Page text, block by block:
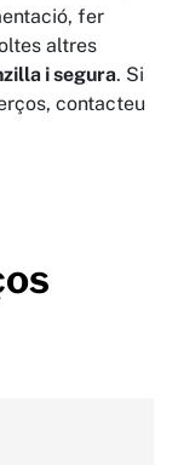
fer
altres
i segura. Si
contacteu